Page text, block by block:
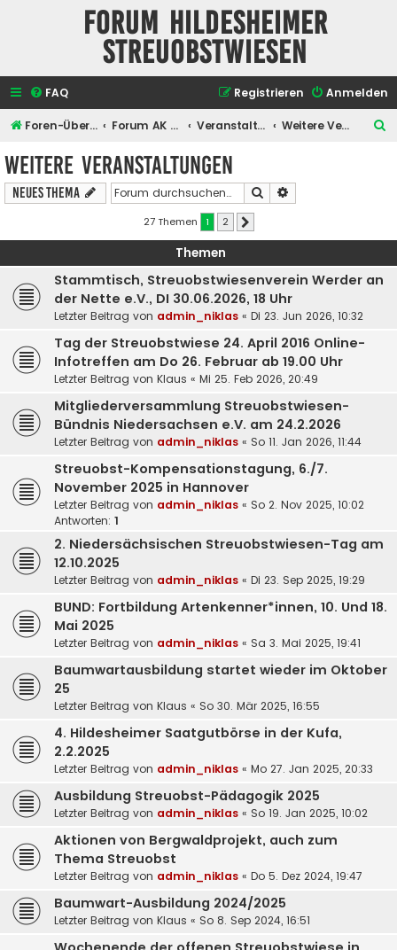
Forum Hildesheimer
Streuobstwiesen
FAQ Anmelden
Registrieren
Foren-Übersicht Forum AK Hildesheimer Streuobstwiesen Veranstaltungen Weitere Veranstaltungen
Weitere Veranstaltungen
Neues Thema Suche
27 Themen 1 2
Themen
Stammtisch, Streuobstwiesenverein Werder an
der Nette e.V., DI 30.06.2026, 18 Uhr
Letzter Beitrag von admin_niklas « Di 23. Jun 2026, 10:32
Tag der Streuobstwiese 24. April 2016 Online-
Infotreffen am Do 26. Februar ab 19.00 Uhr
Letzter Beitrag von Klaus « Mi 25. Feb 2026, 20:49
Mitgliederversammlung Streuobstwiesen-
Bündnis Niedersachsen e.V. am 24.2.2026
Letzter Beitrag von admin_niklas « So 11. Jan 2026, 11:44
Streuobst-Kompensationstagung, 6./7.
November 2025 in Hannover
Letzter Beitrag von admin_niklas « So 2. Nov 2025, 10:02
Antworten: 1
2. Niedersächsischen Streuobstwiesen-Tag am
12.10.2025
Letzter Beitrag von admin_niklas « Di 23. Sep 2025, 19:29
BUND: Fortbildung Artenkenner*innen, 10. Und 18.
Mai 2025
Letzter Beitrag von admin_niklas « Sa 3. Mai 2025, 19:41
Baumwartausbildung startet wieder im Oktober
25
Letzter Beitrag von Klaus « So 30. Mär 2025, 16:55
4. Hildesheimer Saatgutbörse in der Kufa,
2.2.2025
Letzter Beitrag von admin_niklas « Mo 27. Jan 2025, 20:33
Ausbildung Streuobst-Pädagogik 2025
Letzter Beitrag von admin_niklas « So 19. Jan 2025, 10:02
Aktionen von Bergwaldprojekt, auch zum
Thema Streuobst
Letzter Beitrag von admin_niklas « Do 5. Dez 2024, 19:47
Baumwart-Ausbildung 2024/2025
Letzter Beitrag von Klaus « So 8. Sep 2024, 16:51